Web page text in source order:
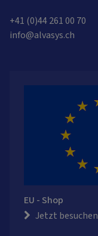
+41 (0)44 261 00 70
info@alvasys.ch
EU - Shop
Jetzt besuchen